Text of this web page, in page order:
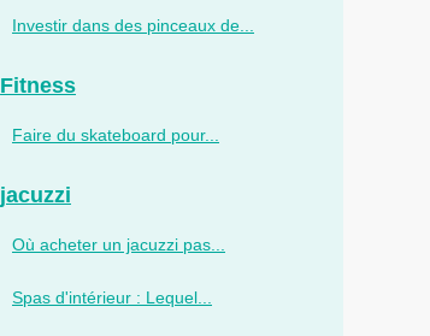
Investir dans des pinceaux de...
Fitness
Faire du skateboard pour...
jacuzzi
Où acheter un jacuzzi pas...
Spas d'intérieur : Lequel...